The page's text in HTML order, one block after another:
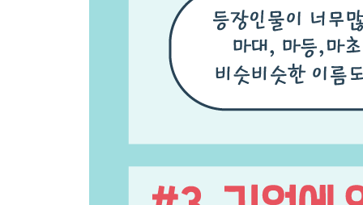
에필로그. 영웅으로 태어난 사람은 없습니다. 영
부록 삼국지 자세히 들여다보기
부록 나에게 딱 맞는 삼국지는?